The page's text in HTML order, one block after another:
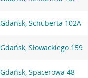
Gdańsk, Schuberta 102A
Gdańsk, Słowackiego 159
Gdańsk, Spacerowa 48